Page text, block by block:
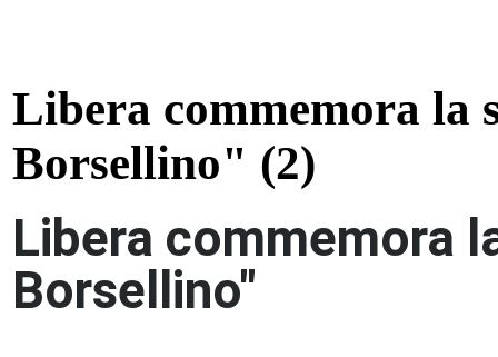
Libera commemora la
Borsellino" (2)
Libera commemora
Borsellino"